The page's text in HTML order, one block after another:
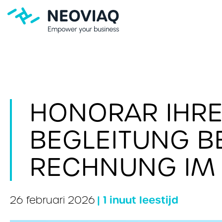
HONORAR
BEGLEITUNG
RECHNUNG
26 februari 2026 | 1 inuut leestijd